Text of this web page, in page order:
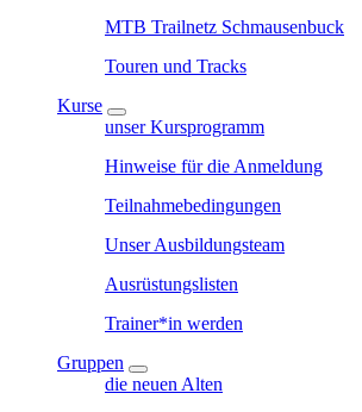
MTB Trailnetz Schmausenbuck
Touren und Tracks
Kurse
unser Kursprogramm
Hinweise für die Anmeldung
Teilnahmebedingungen
Unser Ausbildungsteam
Ausrüstungslisten
Trainer*in werden
Gruppen
die neuen Alten